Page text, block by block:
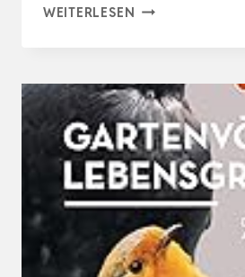
WEITERLESEN VÖGEL
IM
GARTEN
–
BEOBACHTEN,
BESTIMMEN,
SCHÜTZEN.:
114